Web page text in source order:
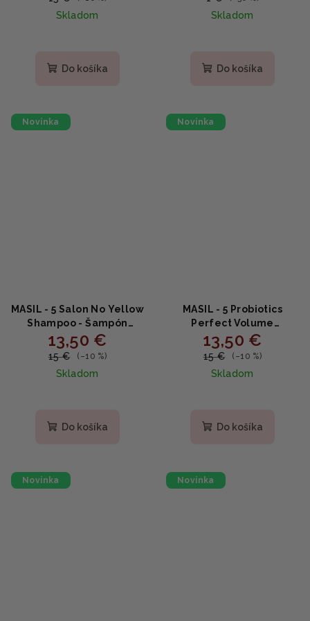
Skladom
Do košíka
Skladom
Do košíka
Novinka
MASIL - 5 Salon No Yellow
Shampoo - Šampón
neutralizujúci žlté tóny
300ml
13,50 €
15 € (–10 %)
Skladom
Do košíka
Novinka
MASIL - 5 Probiotics
Perfect Volume
Shampoo - Šampón pre
objem vlasov 300ml
13,50 €
15 € (–10 %)
Skladom
Do košíka
Novinka Novinka